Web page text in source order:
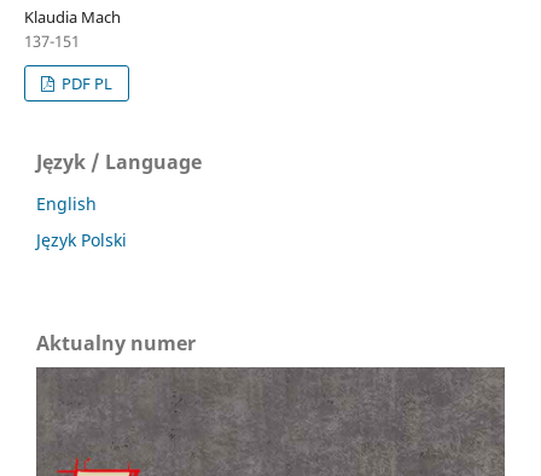
Klaudia Mach
137-151
PDF PL
Język / Language
English
Język Polski
Aktualny numer